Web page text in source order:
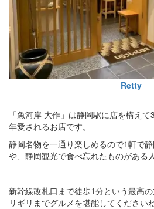
Retty
「魚河岸 大作」は静岡駅に店を構え
年愛されるお店です。
静岡名物を一通り楽しめるので1軒で
や、静岡観光で食べ忘れたものがある
新幹線改札口まで徒歩1分という最高
リギリまでグルメを堪能してくださいね